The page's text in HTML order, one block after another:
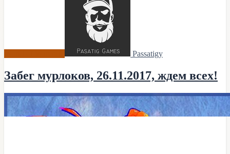
Passatigy
Забег мурлоков, 26.11.2017, ждем всех!